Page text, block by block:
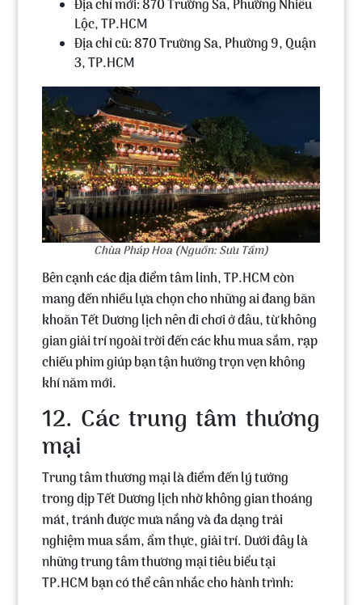
Địa chỉ mới: 870 Trường Sa, Phường Nhiêu
Lộc, TP.HCM
Địa chỉ cũ: 870 Trường Sa, Phường 9, Quận
3, TP.HCM
Chùa Pháp Hoa (Nguồn: Sưu Tầm)
Bên cạnh các địa điểm tâm linh, TP.HCM còn
mang đến nhiều lựa chọn cho những ai đang băn
khoăn Tết Dương lịch nên đi chơi ở đâu, từ không
gian giải trí ngoài trời đến các khu mua sắm, rạp
chiếu phim giúp bạn tận hưởng trọn vẹn không
khí năm mới.
12. Các trung tâm thương
mại
Trung tâm thương mại là điểm đến lý tưởng
trong dịp Tết Dương lịch nhờ không gian thoáng
mát, tránh được mưa nắng và đa dạng trải
nghiệm mua sắm, ẩm thực, giải trí. Dưới đây là
những trung tâm thương mại tiêu biểu tại
TP.HCM bạn có thể cân nhắc cho hành trình: